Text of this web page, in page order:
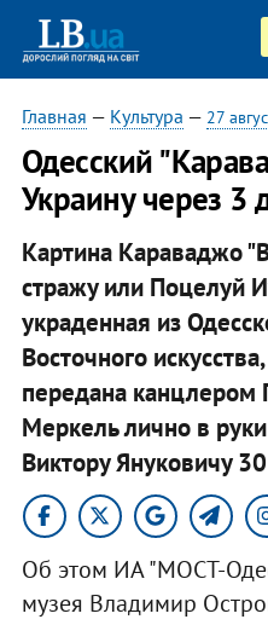
Главная — Культура — 27
Одесский
Украину через 3
Картина Караваджо
стражу или Поцелуй
украденная из
Восточного
передана канцлером
Меркель лично в
Виктору Януковичу 30
Об этом ИА "МОСТ-
музея Владимир